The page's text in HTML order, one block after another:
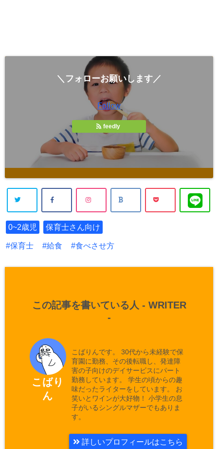
＼フォローお願いします／
Follow
feedly
0~2歳児 保育士さん向け
保育士 給食 食べさせ方
この記事を書いている人 - WRITER
-
こばり
ん
こばりんです。 30代から未経験で保
育園に勤務、その後転職し、発達障
害の子向けのデイサービスにパート
勤務しています。 学生の頃からの趣
味だったライターをしています。 お
笑いとワインが大好物！ 小学生の息
子がいるシングルマザーでもありま
す。
詳しいプロフィールはこちら